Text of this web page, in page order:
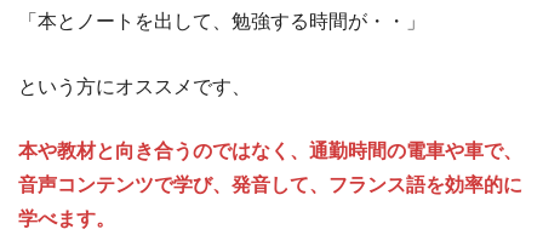
「本とノートを出して、勉強する時間が・・」
という方にオススメです、
本や教材と向き合うのではなく、通勤時間の電車や車で、
音声コンテンツで学び、発音して、フランス語を効率的に
学べます。